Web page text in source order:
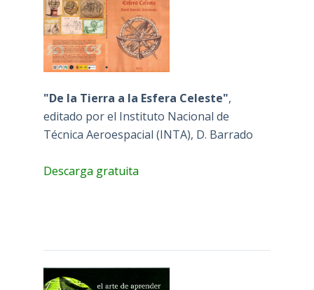
"De la Tierra a la Esfera Celeste",
editado por el Instituto Nacional de
Técnica Aeroespacial (INTA), D. Barrado
Descarga gratuita